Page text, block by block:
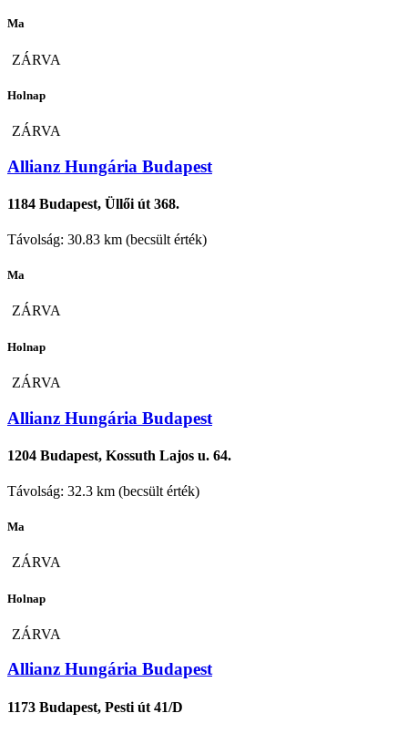
Ma
ZÁRVA
Holnap
ZÁRVA
Allianz Hungária Budapest
1184 Budapest, Üllői út 368.
Távolság: 30.83 km (becsült érték)
Ma
ZÁRVA
Holnap
ZÁRVA
Allianz Hungária Budapest
1204 Budapest, Kossuth Lajos u. 64.
Távolság: 32.3 km (becsült érték)
Ma
ZÁRVA
Holnap
ZÁRVA
Allianz Hungária Budapest
1173 Budapest, Pesti út 41/D